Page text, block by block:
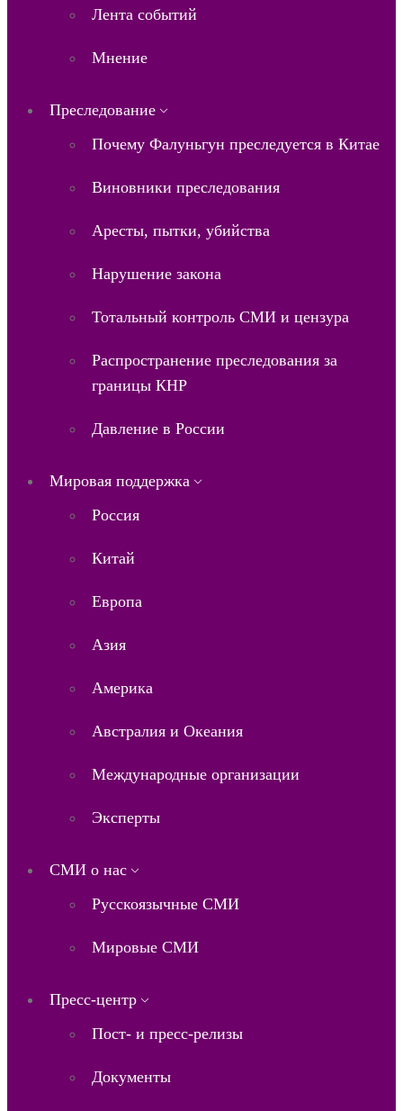
Лента событий
Мнение
Преследование
Почему Фалуньгун преследуется в Китае
Виновники преследования
Аресты, пытки, убийства
Нарушение закона
Тотальный контроль СМИ и цензура
Распространение преследования за
границы КНР
Давление в России
Мировая поддержка
Россия
Китай
Европа
Азия
Америка
Австралия и Океания
Международные организации
Эксперты
СМИ о нас
Русскоязычные СМИ
Мировые СМИ
Пресс-центр
Пост- и пресс-релизы
Документы